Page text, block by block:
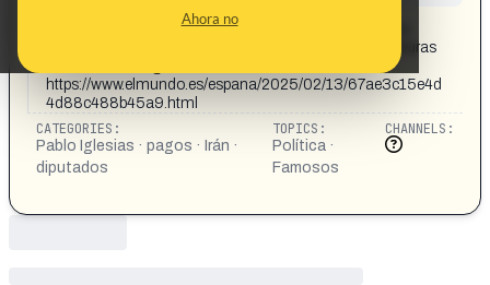
Ahora no
Empresarios iraníes certifican pagos de 12.600 euros a
Iglesias cuando ya era diputado: "Puede que estas facturas
https://www.elmundo.es/espana/2025/02/13/67ae3c15e4d
4d88c488b45a9.html
CATEGORIES:
Pablo Iglesias · pagos · Irán ·
diputados
TOPICS:
Política ·
Famosos
CHANNELS: